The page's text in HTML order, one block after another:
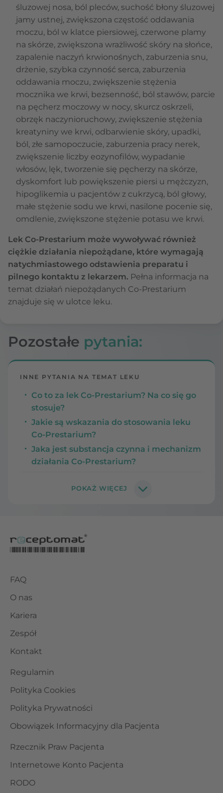
śluzowej nosa, ból pleców, suchość błony śluzowej
jamy ustnej, zwiększona częstość oddawania
moczu, ból w klatce piersiowej, czerwone plamy
na skórze, zwiększona wrażliwość skóry na słońce,
zapalenie naczyń krwionośnych, zaburzenia snu,
drżenie, szybka czynność serca, zaburzenia
oddawania moczu, zwiększenie stężenia
mocznika we krwi, bezsenność, ból stawów, parcie
na pęcherz moczowy w nocy, skurcz oskrzeli,
obrzęk naczynioruchowy, zwiększenie stężenia
kreatyniny we krwi, odbarwienie skóry, upadki,
ból, złe samopoczucie, zaburzenia pracy nerek,
zwiększenie liczby eozynofilów, wypadanie
włosów, lęk, tworzenie się pęcherzy na skórze,
dyskomfort lub powiększenie piersi u mężczyzn,
hipoglikemia u pacjentów z cukrzycą, ból głowy,
małe stężenie sodu we krwi, nasilone pocenie się,
omdlenie, zwiększone stężenie potasu we krwi.
Lek Co-Prestarium może wywoływać również
ciężkie działania niepożądane, które wymagają
natychmiastowego odstawienia preparatu i
pilnego kontaktu z lekarzem. Pełna informacja na
temat działań niepożądanych Co-Prestarium
znajduje się w ulotce leku.
Pozostałe pytania:
INNE PYTANIA NA TEMAT LEKU
Co to za lek Co-Prestarium? Na co się go
stosuje?
Jakie są wskazania do stosowania leku
Co-Prestarium?
Jaka jest substancja czynna i mechanizm
działania Co-Prestarium?
FAQ
O nas
Kariera
Zespół
Kontakt
Regulamin
Polityka Cookies
Polityka Prywatności
Obowiązek Informacyjny dla Pacjenta
Rzecznik Praw Pacjenta
Internetowe Konto Pacjenta
RODO